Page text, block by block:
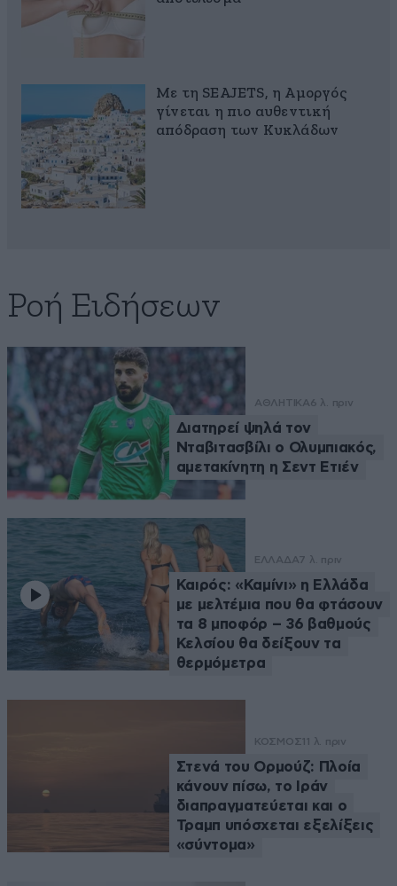
Με τη SEAJETS, η Αμοργός
γίνεται η πιο αυθεντική
απόδραση των Κυκλάδων
Ροή Ειδήσεων
ΑΘΛΗΤΙΚΑ6 λ. πριν
Διατηρεί ψηλά τον
Νταβιτασβίλι ο Ολυμπιακός,
αμετακίνητη η Σεντ Ετιέν
ΕΛΛΑΔΑ7 λ. πριν
Καιρός: «Καμίνι» η Ελλάδα
με μελτέμια που θα φτάσουν
τα 8 μποφόρ – 36 βαθμούς
Κελσίου θα δείξουν τα
θερμόμετρα
ΚΟΣΜΟΣ 11 λ. πριν
Στενά του Ορμούζ: Πλοία
κάνουν πίσω, το Ιράν
διαπραγματεύεται και ο
Τραμπ υπόσχεται εξελίξεις
«σύντομα»